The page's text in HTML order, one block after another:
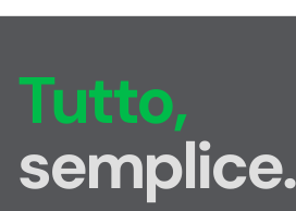
Tutto,
semplice.